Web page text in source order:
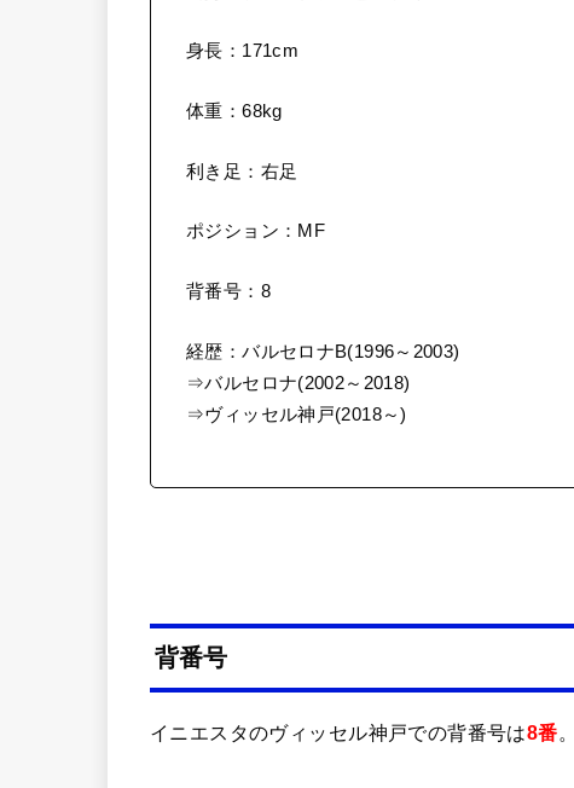
身長：171cm
体重：68kg
利き足：右足
ポジション：MF
背番号：8
経歴：バルセロナB(1996～2003)
⇒バルセロナ(2002～2018)
⇒ヴィッセル神戸(2018～)
背番号
イニエスタのヴィッセル神戸での背番号は8番